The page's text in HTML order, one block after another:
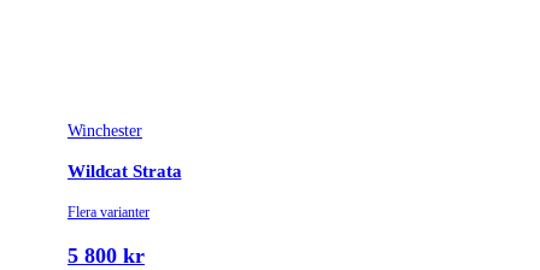
Winchester
Wildcat Strata
Flera varianter
5 800 kr